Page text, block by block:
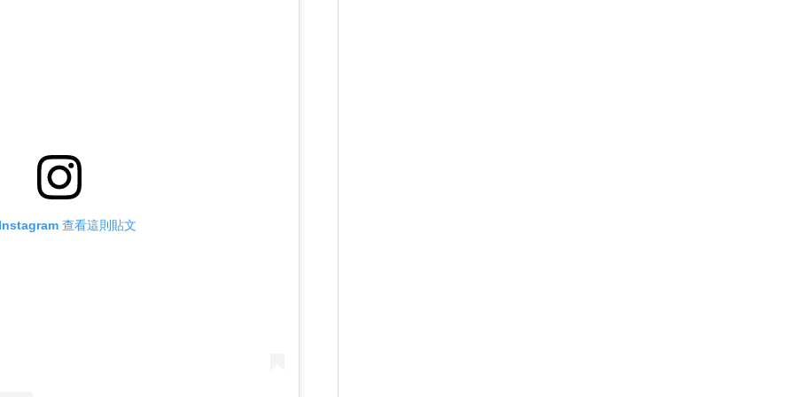
查看這則貼文